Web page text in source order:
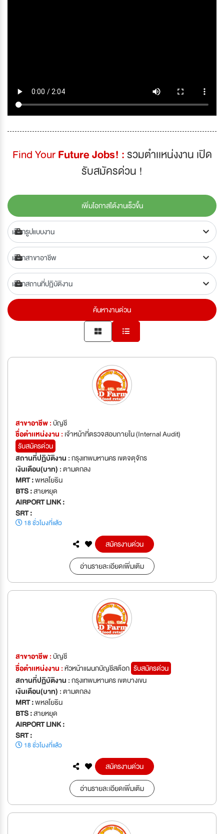
Find YourFuture Jobs! :รวมตำเเหน่งงาน เปิด
รับสมัครด่วน !
เพิ่มโอกาสได้งานเร็วขึ้น
ค้นหางานด่วน
สาขาอาชีพ :บัญชี
ชื่อตำเเหน่งงาน : เจ้าหน้าที่ตรวจสอบภายใน (Internal Audit)
รับสมัครด่วน
สถานที่ปฏิบัติงาน :กรุงเทพมหานคร เขตจตุจักร
เงินเดือน(บาท) :ตามตกลง
MRT :พหลโยธิน
BTS :สายหยุด
AIRPORT LINK :
SRT :
18 ชั่วโมงที่แล้ว
สมัครงานด่วน
อ่านรายละเอียดเพิ่มเติม
สาขาอาชีพ :บัญชี
ชื่อตำเเหน่งงาน :หัวหน้าแผนกบัญชีสต๊อก รับสมัครด่วน
สถานที่ปฏิบัติงาน :กรุงเทพมหานคร เขตบางเขน
เงินเดือน(บาท) :ตามตกลง
MRT :พหลโยธิน
BTS :สายหยุด
AIRPORT LINK :
SRT :
18 ชั่วโมงที่แล้ว
สมัครงานด่วน
อ่านรายละเอียดเพิ่มเติม